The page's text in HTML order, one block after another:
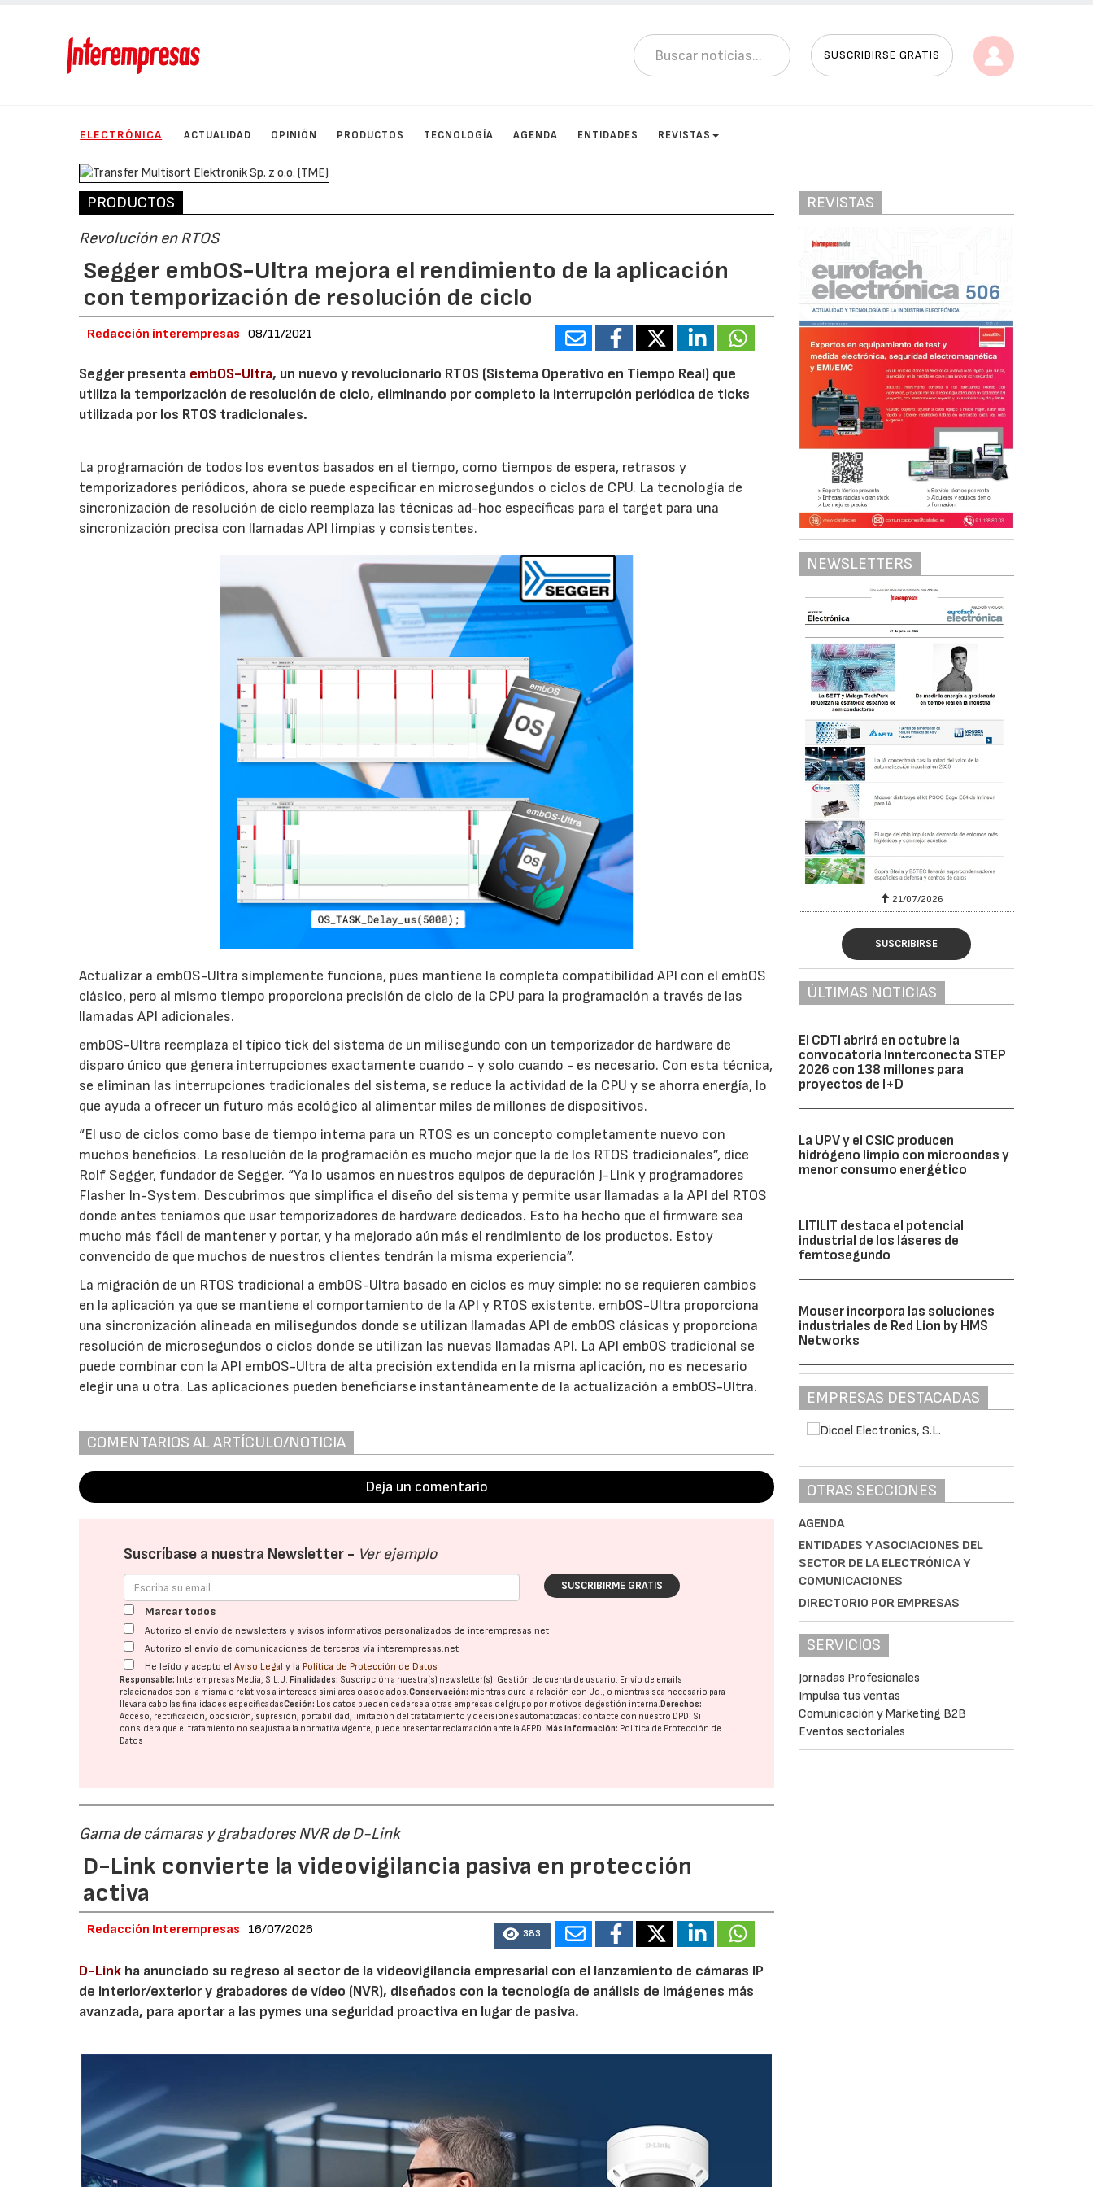
SUSCRIBIRSE GRATIS
ELECTRÓNICA ACTUALIDAD OPINIÓN PRODUCTOS TECNOLOGÍA AGENDA ENTIDADES REVISTAS
PRODUCTOS
Revolución en RTOS
Segger embOS-Ultra mejora el rendimiento de la aplicación
con temporización de resolución de ciclo
Redacción interempresas 08/11/2021
Segger presenta embOS-Ultra, un nuevo y revolucionario RTOS (Sistema Operativo en Tiempo Real) que
utiliza la temporización de resolución de ciclo, eliminando por completo la interrupción periódica de ticks
utilizada por los RTOS tradicionales.
La programación de todos los eventos basados en el tiempo, como tiempos de espera, retrasos y
temporizadores periódicos, ahora se puede especificar en microsegundos o ciclos de CPU. La tecnología de
sincronización de resolución de ciclo reemplaza las técnicas ad-hoc específicas para el target para una
sincronización precisa con llamadas API limpias y consistentes.
Actualizar a embOS-Ultra simplemente funciona, pues mantiene la completa compatibilidad API con el embOS
clásico, pero al mismo tiempo proporciona precisión de ciclo de la CPU para la programación a través de las
llamadas API adicionales.
embOS-Ultra reemplaza el típico tick del sistema de un milisegundo con un temporizador de hardware de
disparo único que genera interrupciones exactamente cuando - y solo cuando - es necesario. Con esta técnica,
se eliminan las interrupciones tradicionales del sistema, se reduce la actividad de la CPU y se ahorra energía, lo
que ayuda a ofrecer un futuro más ecológico al alimentar miles de millones de dispositivos.
“El uso de ciclos como base de tiempo interna para un RTOS es un concepto completamente nuevo con
muchos beneficios. La resolución de la programación es mucho mejor que la de los RTOS tradicionales”, dice
Rolf Segger, fundador de Segger. “Ya lo usamos en nuestros equipos de depuración J-Link y programadores
Flasher In-System. Descubrimos que simplifica el diseño del sistema y permite usar llamadas a la API del RTOS
donde antes teníamos que usar temporizadores de hardware dedicados. Esto ha hecho que el firmware sea
mucho más fácil de mantener y portar, y ha mejorado aún más el rendimiento de los productos. Estoy
convencido de que muchos de nuestros clientes tendrán la misma experiencia”.
La migración de un RTOS tradicional a embOS-Ultra basado en ciclos es muy simple: no se requieren cambios
en la aplicación ya que se mantiene el comportamiento de la API y RTOS existente. embOS-Ultra proporciona
una sincronización alineada en milisegundos donde se utilizan llamadas API de embOS clásicas y proporciona
resolución de microsegundos o ciclos donde se utilizan las nuevas llamadas API. La API embOS tradicional se
puede combinar con la API embOS-Ultra de alta precisión extendida en la misma aplicación, no es necesario
elegir una u otra. Las aplicaciones pueden beneficiarse instantáneamente de la actualización a embOS-Ultra.
COMENTARIOS AL ARTÍCULO/NOTICIA
Deja un comentario
Suscríbase a nuestra Newsletter - Ver ejemplo
SUSCRIBIRME GRATIS
Marcar todos
Autorizo el envío de newsletters y avisos informativos personalizados de interempresas.net
Autorizo el envío de comunicaciones de terceros vía interempresas.net
He leído y acepto elAviso Legal y la Política de Protección de Datos
Responsable: Interempresas Media, S.L.U. Finalidades: Suscripción a nuestra(s) newsletter(s). Gestión de cuenta de usuario. Envío de emails
relacionados con la misma o relativos a intereses similares o asociados.Conservación: mientras dure la relación con Ud., o mientras sea necesario para
llevar a cabo las finalidades especificadasCesión: Los datos pueden cederse a otras empresas del grupo por motivos de gestión interna. Derechos:
Acceso, rectificación, oposición, supresión, portabilidad, limitación del tratatamiento y decisiones automatizadas: contacte con nuestro DPD. Si
considera que el tratamiento no se ajusta a la normativa vigente, puede presentar reclamación ante laAEPD. Más información: Política de Protección de
Datos
Gama de cámaras y grabadores NVR de D-Link
D-Link convierte la videovigilancia pasiva en protección
activa
Redacción Interempresas 16/07/2026 383
D-Link ha anunciado su regreso al sector de la videovigilancia empresarial con el lanzamiento de cámaras IP
de interior/exterior y grabadores de vídeo (NVR), diseñados con la tecnología de análisis de imágenes más
avanzada, para aportar a las pymes una seguridad proactiva en lugar de pasiva.
REVISTAS
NEWSLETTERS
21/07/2026 21/07/2026
SUSCRIBIRSE
ÚLTIMAS NOTICIAS
El CDTI abrirá en octubre la
convocatoria Innterconecta STEP
2026 con 138 millones para
proyectos de I+D
La UPV y el CSIC producen
hidrógeno limpio con microondas y
menor consumo energético
LITILIT destaca el potencial
industrial de los láseres de
femtosegundo
Mouser incorpora las soluciones
industriales de Red Lion by HMS
Networks
EMPRESAS DESTACADAS
OTRAS SECCIONES
AGENDA
ENTIDADES Y ASOCIACIONES DEL
SECTOR DE LA ELECTRÓNICA Y
COMUNICACIONES
DIRECTORIO POR EMPRESAS
SERVICIOS
Jornadas Profesionales
Impulsa tus ventas
Comunicación y Marketing B2B
Eventos sectoriales